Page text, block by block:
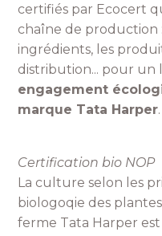
certifiés par Ecocert
chaîne de production
ingrédients, les
distribution... pour un
engagement
marque Tata Harper.
Certification bio NOP
La culture selon les
biologoqie des
ferme Tata Harper